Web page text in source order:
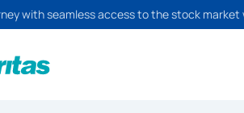
with seamless access to the stock market